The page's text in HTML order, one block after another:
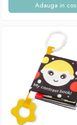
Adauga in cos